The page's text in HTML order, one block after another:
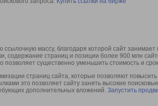
массу, благодаря которой сайт
содержание страниц и позиции более 900 млн
существенно уменьшить стоимость и
страниц сайта, которые позволяют
это позволяет сайту занять высокие
дополнительных вложений. Запустить